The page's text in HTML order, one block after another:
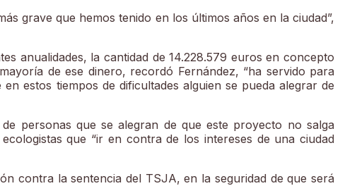
grave que hemos tenido en los últimos años en la ciudad”,
anualidades, la cantidad de 14.228.579 euros en concepto
de ese dinero, recordó Fernández, “ha servido para
estos tiempos de dificultades alguien se pueda alegrar de
personas que se alegran de que este proyecto no salga
que “ir en contra de los intereses de una ciudad
contra la sentencia del TSJA, en la seguridad de que será